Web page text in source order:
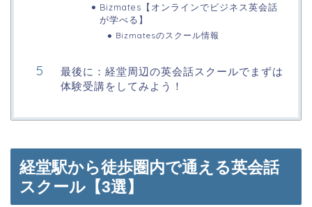
Bizmates【オンラインでビジネス英会話
が学べる】
Bizmatesのスクール情報
最後に：経堂周辺の英会話スクールでまずは
体験受講をしてみよう！
経堂駅から徒歩圏内で通える英会話
スクール【3選】